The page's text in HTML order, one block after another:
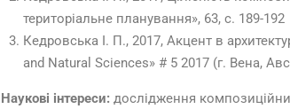
територіальне планування», 63, с. 189-192
Кедровська І. П., 2017, Акцент в
and Natural Sciences» # 5 2017 (г. Вена,
Наукові інтереси: дослідження